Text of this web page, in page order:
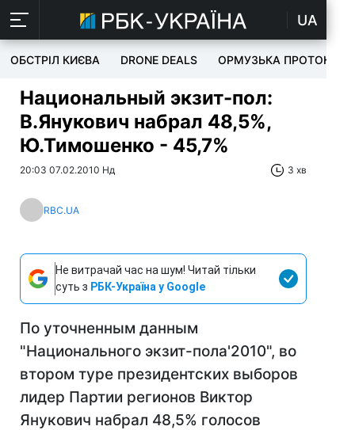
UA
ОБСТРІЛ КИЄВА DRONE DEALS ОРМУЗЬКА ПРОТОКА
Национальный экзит-пол:
В.Янукович набрал 48,5%,
Ю.Тимошенко - 45,7%
20:03 07.02.2010 Нд 3 хв
RBC.UA
Не витрачай час на шум! Читай тільки
суть з РБК-Україна у Google
По уточненным данным
"Национального экзит-пола'2010", во
втором туре президентских выборов
лидер Партии регионов Виктор
Янукович набрал 48,5% голосов